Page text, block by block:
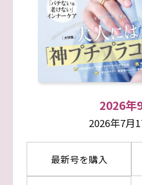
2026年
2026年7月
最新号を購入